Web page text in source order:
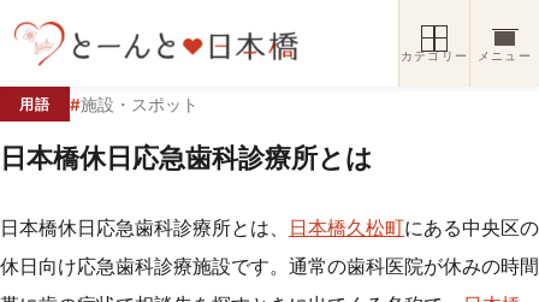
カテゴリー メニュー
用語 #施設・スポット
日本橋休日応急歯科診療所とは
日本橋休日応急歯科診療所とは、 日本橋久松町にある中央区の
休日向け応急歯科診療施設です。通常の歯科医院が休みの時間